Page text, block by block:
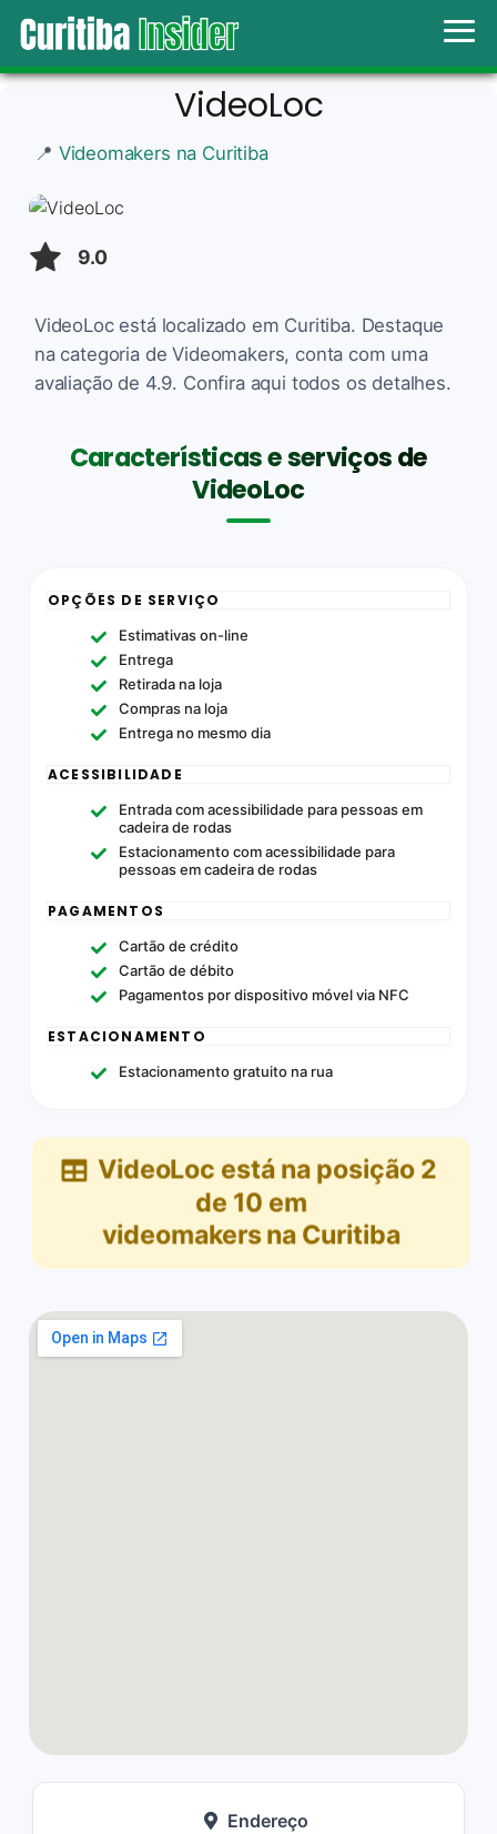
VideoLoc
📍 Videomakers na Curitiba
9.0
VideoLoc está localizado em Curitiba. Destaque
na categoria de Videomakers, conta com uma
avaliação de 4.9. Confira aqui todos os detalhes.
Características e serviços de
VideoLoc
OPÇÕES DE SERVIÇO
Estimativas on-line
Entrega
Retirada na loja
Compras na loja
Entrega no mesmo dia
ACESSIBILIDADE
Entrada com acessibilidade para pessoas em
cadeira de rodas
Estacionamento com acessibilidade para
pessoas em cadeira de rodas
PAGAMENTOS
Cartão de crédito
Cartão de débito
Pagamentos por dispositivo móvel via NFC
ESTACIONAMENTO
Estacionamento gratuito na rua
VideoLoc está na posição 2
de 10 em
videomakers na Curitiba
Endereço